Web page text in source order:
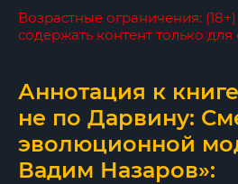
Возрастные ограничения:
содержать контент только
Аннотация к
не по Дарвину:
эволюционной
Вадим Назаров»: